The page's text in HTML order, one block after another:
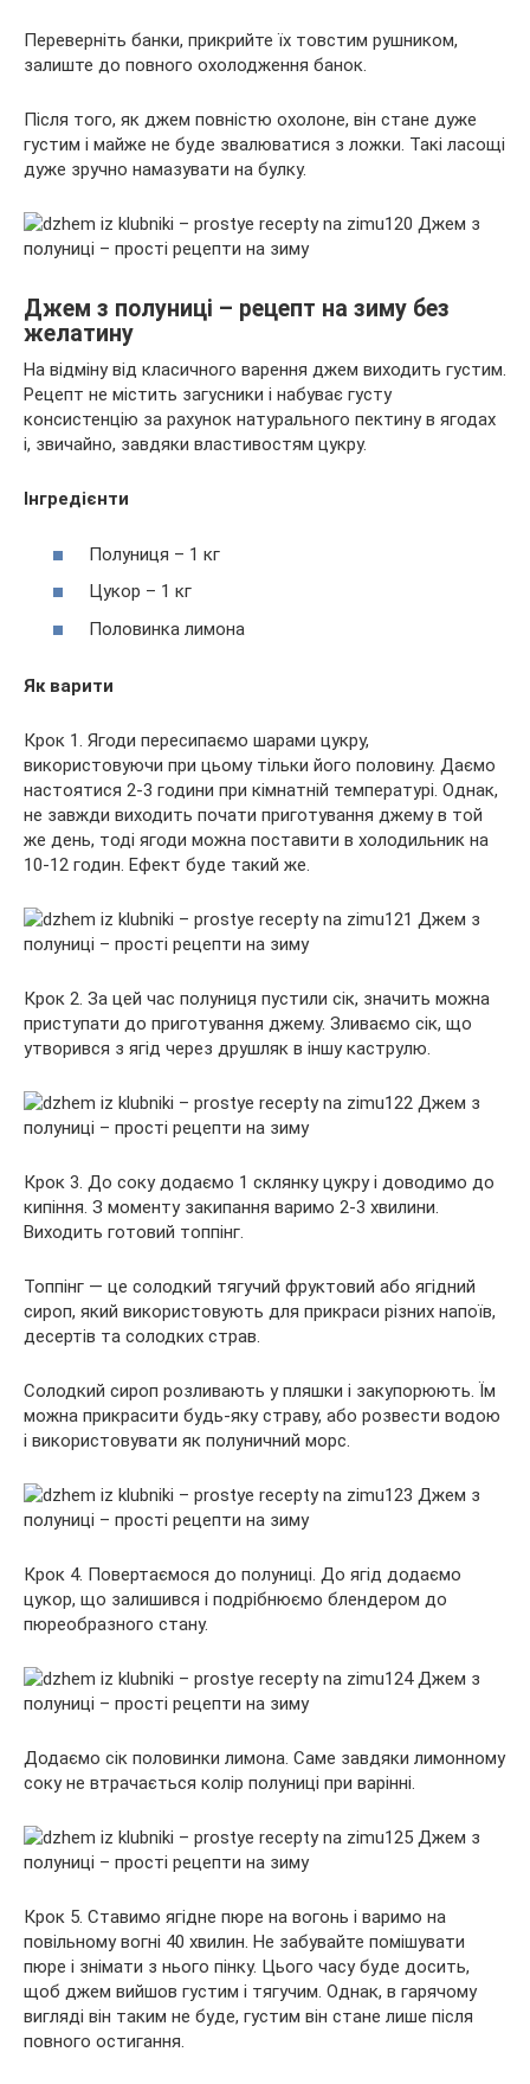
Переверніть банки, прикрийте їх товстим рушником,
залиште до повного охолодження банок.
Після того, як джем повністю охолоне, він стане дуже
густим і майже не буде звалюватися з ложки. Такі ласощі
дуже зручно намазувати на булку.
Джем з полуниці – рецепт на зиму без
желатину
На відміну від класичного варення джем виходить густим.
Рецепт не містить загусники і набуває густу
консистенцію за рахунок натурального пектину в ягодах
і, звичайно, завдяки властивостям цукру.
Інгредієнти
Полуниця – 1 кг
Цукор – 1 кг
Половинка лимона
Як варити
Крок 1. Ягоди пересипаємо шарами цукру,
використовуючи при цьому тільки його половину. Даємо
настоятися 2-3 години при кімнатній температурі. Однак,
не завжди виходить почати приготування джему в той
же день, тоді ягоди можна поставити в холодильник на
10-12 годин. Ефект буде такий же.
Крок 2. За цей час полуниця пустили сік, значить можна
приступати до приготування джему. Зливаємо сік, що
утворився з ягід через друшляк в іншу каструлю.
Крок 3. До соку додаємо 1 склянку цукру і доводимо до
кипіння. З моменту закипання варимо 2-3 хвилини.
Виходить готовий топпінг.
Топпінг — це солодкий тягучий фруктовий або ягідний
сироп, який використовують для прикраси різних напоїв,
десертів та солодких страв.
Солодкий сироп розливають у пляшки і закупорюють. Їм
можна прикрасити будь-яку страву, або розвести водою
і використовувати як полуничний морс.
Крок 4. Повертаємося до полуниці. До ягід додаємо
цукор, що залишився і подрібнюємо блендером до
пюреобразного стану.
Додаємо сік половинки лимона. Саме завдяки лимонному
соку не втрачається колір полуниці при варінні.
Крок 5. Ставимо ягідне пюре на вогонь і варимо на
повільному вогні 40 хвилин. Не забувайте помішувати
пюре і знімати з нього пінку. Цього часу буде досить,
щоб джем вийшов густим і тягучим. Однак, в гарячому
вигляді він таким не буде, густим він стане лише після
повного остигання.